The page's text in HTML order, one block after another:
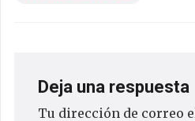
Deja una respuesta
Tu dirección de correo